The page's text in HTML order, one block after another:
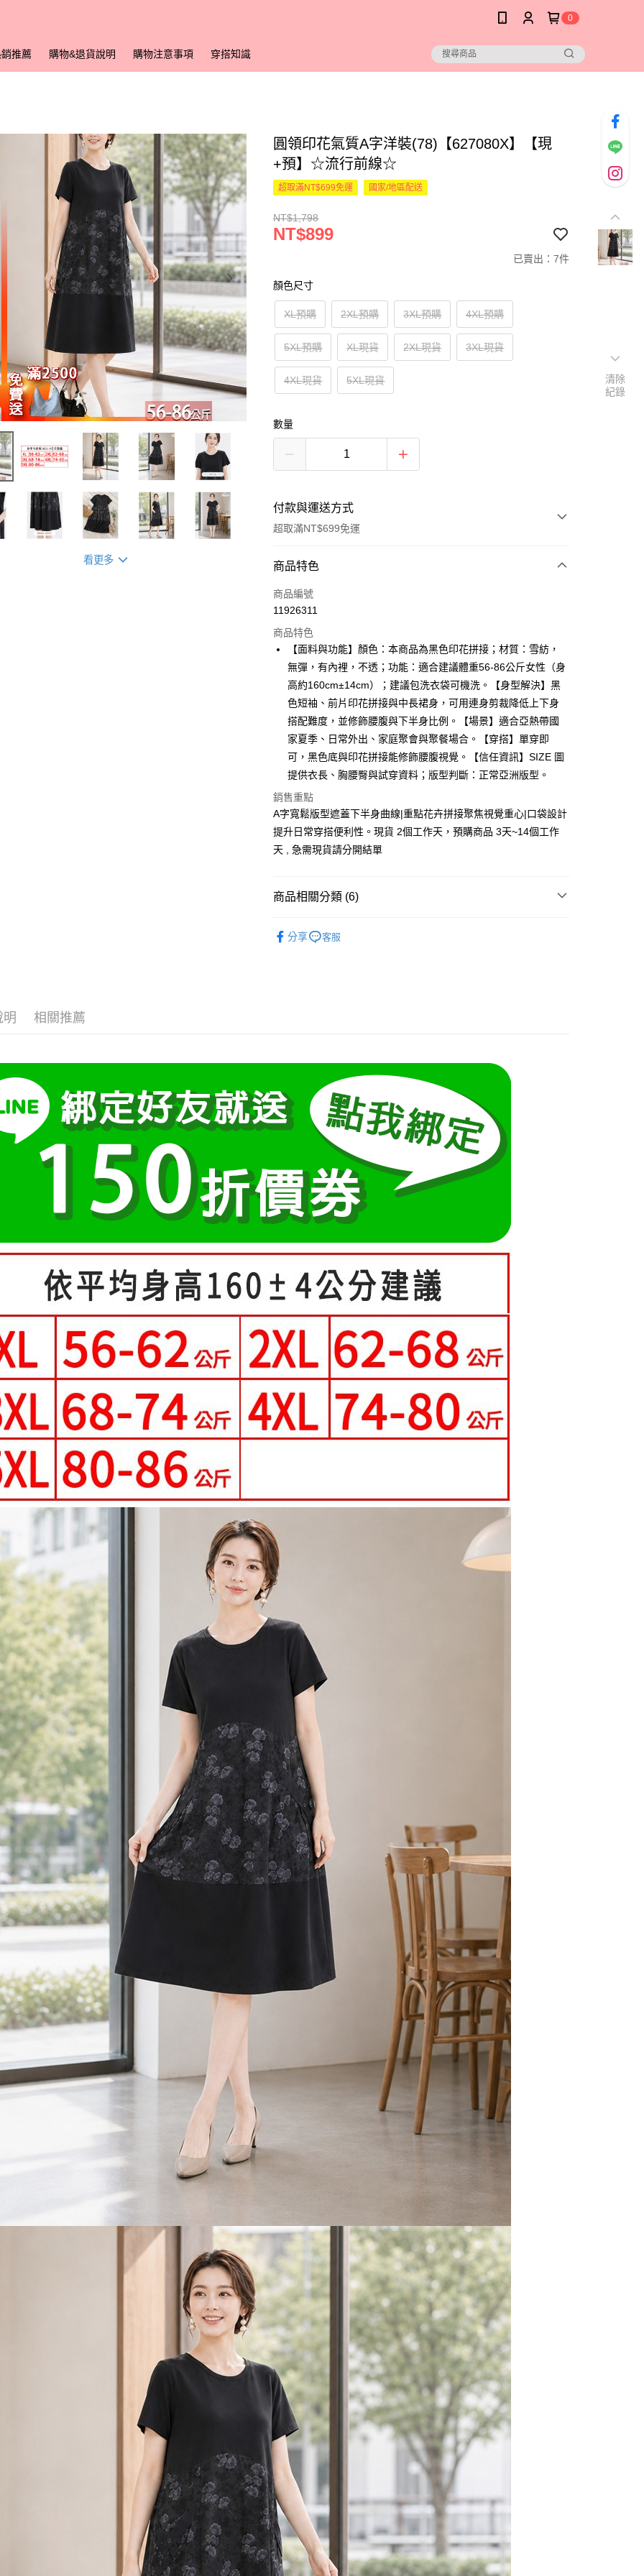
0
推薦 購物&退貨說明 購物注意事項 穿搭知識
看更多
圓領印花氣質A字洋裝(78)【627080X】【現
+預】☆流行前線☆
超取滿NT$699免運 國家/地區配送
NT$1,798
NT$899
已賣出：7件
顏色尺寸
XL預購 2XL預購 3XL預購 4XL預購
5XL預購 XL現貨 2XL現貨 3XL現貨
4XL現貨 5XL現貨
數量
付款與運送方式
超取滿NT$699免運
付款方式
信用卡一次付款
LINE Pay
Apple Pay
街口支付
悠遊付
Google Pay
全支付
全盈+PAY
大哥付你分期
相關說明
流程，驗證手機門號後，選擇欲分期的期數、繳款截止日，確認付款後即
4.訂單成立30分鐘內，如未前往確認交易或遇審核未通過，訂單將自動取
1.本服務係由「台灣大哥大股份有限公司」（以下簡稱本公司）所提供，讓
用戶於交易時，得透過本服務購買商品或服務，並由商店將買賣／分期付
款買賣價金債權讓與本公司後，依約使用本公司帳單繳交帳款。
2.基於同意付款使用「大哥付你分期」之契約關係目的，商店將以您的個人
資料（包含姓名、電話或地址）提供予台灣大哥大進項蒐集、處理及利
用，由本公司與您本人進行分期帳單所需資料之確認、核對及更正。
3.完整用戶服務條款，請詳閱以下連結：https://oppay.tw/userRule
相關說明
【關於「AFTEE先享後付」】
便利好安心！
１．簡單：不需註冊會員、不需綁卡、不需儲值。
※ 請注意：結帳手續完成當下不需立刻繳費，但若您需要取消訂單，請聯
絡購買商品的店家。未經商家同意取消之訂單仍視為有效，需透過AFTEE
先享後付繳納相關費用。
※ 交易是否成功請以「AFTEE先享後付 」之結帳頁面顯示為準，若有關於
是否繳費成功／繳費後需取消欲退款等相關疑問，請聯繫「AFTEE先享後
付客戶支援中心」
https://netprotections.freshdesk.com/support/home
１．透過由恩沛科技股份有限公司提供之「AFTEE先享後付」服務完成之
交易，需依本服務之必要範圍內提供個人資料，並將交易相關給付款項請
求債權轉讓予恩沛科技股份有限公司。
２．關於個人資料處理事宜，請瀏覽以下網址：
https://aftee.tw/terms/#terms3
３．未成年的使用者請事先徵得法定代理人或監護人之同意方可使用
「AFTEE先享後付」，若未經同意申辦者引起之損失，本公司不負相關責
４．使用「AFTEE先享後付」時，將依據個別帳號之用戶狀況，依本公司
即時審查核予不同之上限額度；若仍有額度不足之情形，本公司將視審查
結果請求用戶進行身份認證。
５．嚴禁一人註冊多個帳號或使用他人資訊註冊。若發現惡意使用之情
形，恩沛科技股份有限公司將有權停止該用戶之使用額度並採取法律行
動。
相關說明
「Hami Point」為中華電信所提供之點數服務，可於會員專區綁定中華電
每筆NT$80，滿NT$699(含以上)免運費
付款後萊爾富取貨
每筆NT$80，滿NT$699(含以上)免運費
7-11付款取貨
每筆NT$80，滿NT$699(含以上)免運費
付款後7-11取貨
宅配
每筆NT$70，滿NT$699(含以上)免運費
國家/地區配送
商品特色
商品編號
11926311
商品特色
【面料與功能】顏色：本商品為黑色印花拼接；材質：雪紡，
無彈，有內裡，不透；功能：適合建議體重56-86公斤女性（身
高約160cm±14cm）；建議包洗衣袋可機洗。【身型解決】黑
色短袖、前片印花拼接與中長裙身，可用連身剪裁降低上下身
搭配難度，並修飾腰腹與下半身比例。【場景】適合亞熱帶國
家夏季、日常外出、家庭聚會與聚餐場合。【穿搭】單穿即
可，黑色底與印花拼接能修飾腰腹視覺。【信任資訊】SIZE 圖
提供衣長、胸腰臀與試穿資料；版型判斷：正常亞洲版型。
銷售重點
A字寬鬆版型遮蓋下半身曲線|重點花卉拼接聚焦視覺重心|口袋設計
提升日常穿搭便利性。現貨 2個工作天，預購商品 3天~14個工作
天 , 急需現貨請分開結單
商品相關分類 (6)
分享 客服
明 相關推薦
清除
紀錄